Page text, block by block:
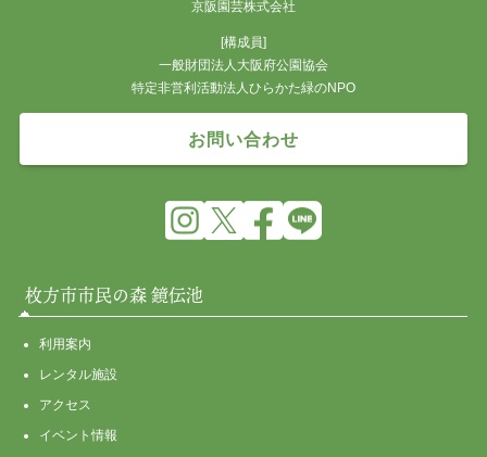
京阪園芸株式会社
[構成員]
一般財団法人大阪府公園協会
特定非営利活動法人ひらかた緑のNPO
お問い合わせ
枚方市市民の森 鏡伝池
利用案内
レンタル施設
アクセス
イベント情報